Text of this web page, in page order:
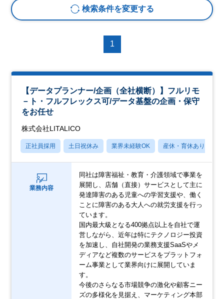
検索条件を変更する
1
【データプランナー/企画（全社横断）】フルリモ
－ト・フルフレックス可/データ基盤の企画・保守
をお任せ
株式会社LITALICO
正社員採用 土日祝休み 業界未経験OK 産休・育休あり
業務内容
同社は障害福祉・教育・介護領域で事業を
展開し、店舗（直接）サービスとして主に
発達障害のある児童への学習支援や、働く
ことに障害のある大人への就労支援を行っ
ています。
国内最大級となる400拠点以上を自社で運
営しながら、近年は特にテクノロジー投資
を加速し、自社開発の業務支援SaaSやメ
ディアなど複数のサービスをプラットフォ
ーム事業として業界向けに展開していま
す。
今後のさらなる市場競争の激化や顧客ニー
ズの多様化を見据え、マーケティング本部